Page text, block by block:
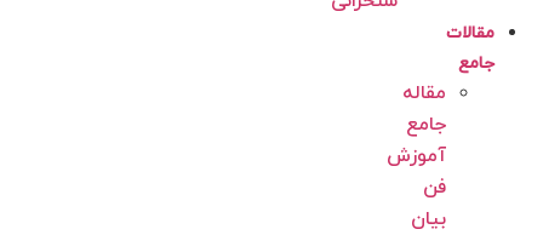
مقالات
جامع
مقاله
جامع
آموزش
فن
بیان